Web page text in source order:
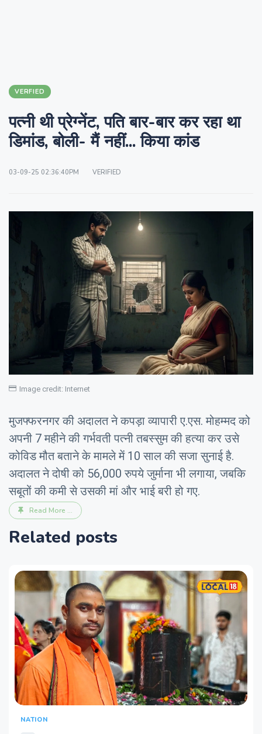
VERFIED
पत्नी थी प्रेग्नेंट, पति बार-बार कर रहा था
डिमांड, बोली- मैं नहीं... किया कांड
03-09-25 02:36:40PM VERIFIED
Image credit: Internet
मुजफ्फरनगर की अदालत ने कपड़ा व्यापारी ए.एस. मोहम्मद को
अपनी 7 महीने की गर्भवती पत्नी तबस्सुम की हत्या कर उसे
कोविड मौत बताने के मामले में 10 साल की सजा सुनाई है.
अदालत ने दोषी को 56,000 रुपये जुर्माना भी लगाया, जबकि
सबूतों की कमी से उसकी मां और भाई बरी हो गए.
Read More ...
Related posts
NATION